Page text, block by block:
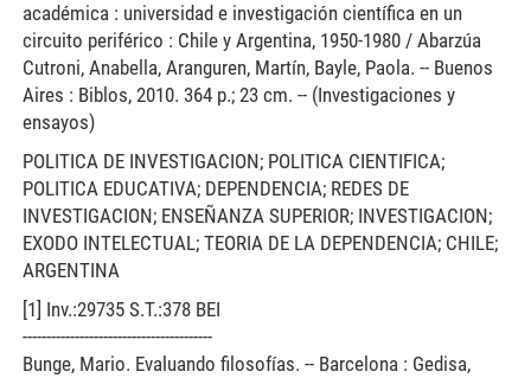
académica : universidad e investigación científica en un
circuito periférico : Chile y Argentina, 1950-1980 / Abarzúa
Cutroni, Anabella, Aranguren, Martín, Bayle, Paola. -- Buenos
Aires : Biblos, 2010. 364 p.; 23 cm. -- (Investigaciones y
ensayos)
POLITICA DE INVESTIGACION; POLITICA CIENTIFICA;
POLITICA EDUCATIVA; DEPENDENCIA; REDES DE
INVESTIGACION; ENSEÑANZA SUPERIOR; INVESTIGACION;
EXODO INTELECTUAL; TEORIA DE LA DEPENDENCIA; CHILE;
ARGENTINA
[1] Inv.:29735 S.T.:378 BEI
----------------------------------------
Bunge, Mario. Evaluando filosofías. -- Barcelona : Gedisa,